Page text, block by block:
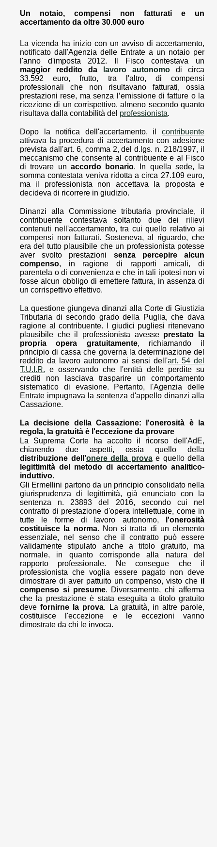
Un notaio, compensi non fatturati e un
accertamento da oltre 30.000 euro
La vicenda ha inizio con un avviso di accertamento,
notificato dall'Agenzia delle Entrate a un notaio per
l'anno d'imposta 2012. Il Fisco contestava un
maggior reddito da
lavoro autonomo di circa
33.592 euro, frutto, tra l'altro, di compensi
professionali che non risultavano fatturati, ossia
prestazioni rese, ma senza l’emissione di fatture o la
ricezione di un corrispettivo, almeno secondo quanto
risultava dalla contabilità del professionista.
Dopo la notifica dell'accertamento, il contribuente
attivava la procedura di accertamento con adesione
prevista dall'art. 6, comma 2, del d.lgs. n. 218/1997, il
meccanismo che consente al contribuente e al Fisco
di trovare un accordo bonario. In quella sede, la
somma contestata veniva ridotta a circa 27.109 euro,
ma il professionista non accettava la proposta e
decideva di ricorrere in giudizio.
Dinanzi alla Commissione tributaria provinciale, il
contribuente contestava soltanto due dei rilievi
contenuti nell'accertamento, tra cui quello relativo ai
compensi non fatturati. Sosteneva, al riguardo, che
era del tutto plausibile che un professionista potesse
aver svolto prestazioni senza percepire alcun
compenso, in ragione di rapporti amicali, di
parentela o di convenienza e che in tali ipotesi non vi
fosse alcun obbligo di emettere fattura, in assenza di
un corrispettivo effettivo.
La questione giungeva dinanzi alla Corte di Giustizia
Tributaria di secondo grado della Puglia, che dava
ragione al contribuente. I giudici pugliesi ritenevano
plausibile che il professionista avesse prestato la
propria opera gratuitamente, richiamando il
principio di cassa che governa la determinazione del
reddito da lavoro autonomo ai sensi dell'art. 54 del
T.U.I.R. e osservando che l'entità delle perdite su
crediti non lasciava trasparire un comportamento
sistematico di evasione. Pertanto, l'Agenzia delle
Entrate impugnava la sentenza d'appello dinanzi alla
Cassazione.
La decisione della Cassazione: l'onerosità è la
regola, la gratuità è l'eccezione da provare
La Suprema Corte ha accolto il ricorso dell'AdE,
chiarendo due aspetti, ossia quello della
distribuzione dell'onere della provae quello della
legittimità del metodo di accertamento analitico-
induttivo.
Gli Ermellini partono da un principio consolidato nella
giurisprudenza di legittimità, già enunciato con la
sentenza n. 23893 del 2016, secondo cui nel
contratto di prestazione d'opera intellettuale, come in
tutte le forme di lavoro autonomo,
l'onerosità
costituisce la norma. Non si tratta di un elemento
essenziale, nel senso che il contratto può essere
validamente stipulato anche a titolo gratuito, ma
normale, in quanto corrisponde alla natura del
rapporto professionale. Ne consegue che il
professionista che voglia essere pagato non deve
dimostrare di aver pattuito un compenso, visto che il
compenso si presume. Diversamente, chi afferma
che la prestazione è stata eseguita a titolo gratuito
devefornirne la prova. La gratuità, in altre parole,
costituisce l'eccezione e le eccezioni vanno
dimostrate da chi le invoca.